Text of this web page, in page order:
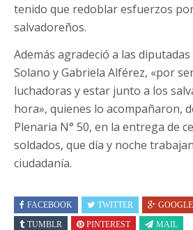
tenido que redoblar esfuerzos
salvadoreños.
Además agradeció a las
Solano y Gabriela Alférez, «por
luchadoras y estar junto a los
hora», quienes lo acompañaron,
Plenaria N° 50, en la entrega de
soldados, que día y noche
ciudadanía.
FACEBOOK TWITTER
TUMBLR
PINTEREST MAIL